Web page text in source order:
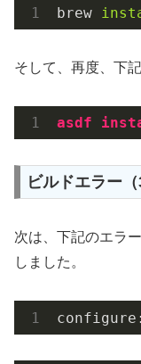
brew
そして、再度、下
asdf
ビルドエラー（
次は、下記のエラ
しました。